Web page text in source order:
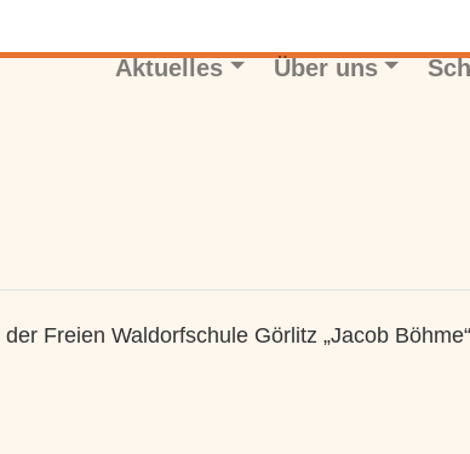
Aktuelles
Über uns
Freien Waldorfschule Görlitz „Jacob Böhme“